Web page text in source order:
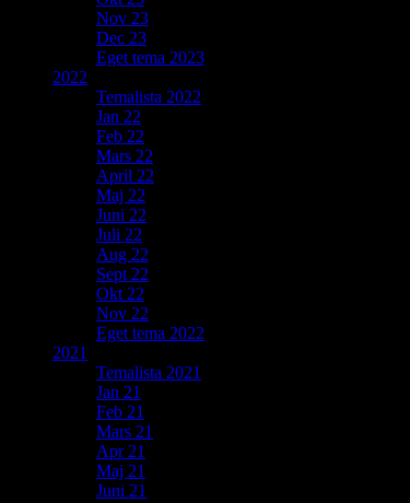
Nov 23
Dec 23
Eget tema 2023
2022
Temalista 2022
Jan 22
Feb 22
Mars 22
April 22
Maj 22
Juni 22
Juli 22
Aug 22
Sept 22
Okt 22
Nov 22
Eget tema 2022
2021
Temalista 2021
Jan 21
Feb 21
Mars 21
Apr 21
Maj 21
Juni 21